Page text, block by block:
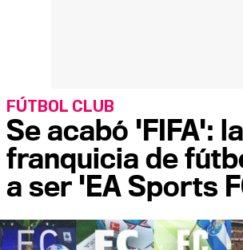
Se acabó 'FIFA': la
franquicia de
a ser 'EA Sports
FÚTBOL CLUB